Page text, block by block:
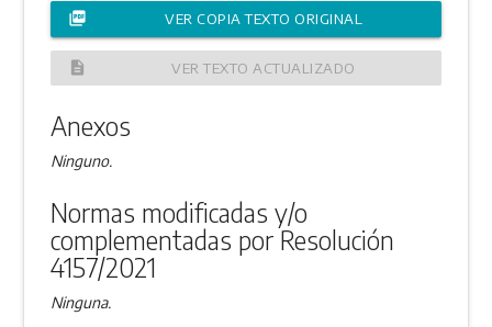
picture_as_pdf VER COPIA TEXTO ORIGINAL
description VER TEXTO ACTUALIZADO
Anexos
Ninguno.
Normas modificadas y/o
complementadas por Resolución
4157/2021
Ninguna.